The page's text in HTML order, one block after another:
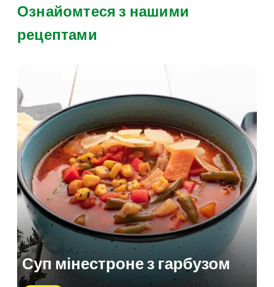
Ознайомтеся з нашими
рецептами
Суп мінестроне з гарбузом